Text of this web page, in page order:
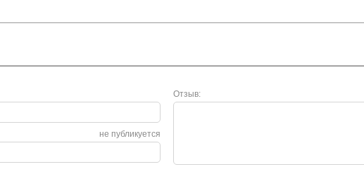
Отзыв:
не публикуется